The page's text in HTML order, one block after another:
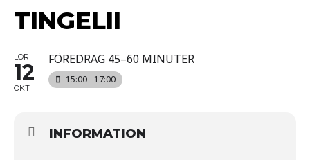
TINGELII
LÖR
12
OKT
FÖREDRAG 45–60 MINUTER
15:00 - 17:00
INFORMATION